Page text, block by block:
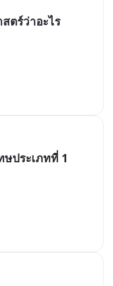
ตร์ว่าอะไร
ประเภทที่ 1